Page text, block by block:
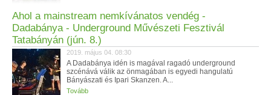
Ahol a mainstream nemkívánatos vendég -
Dadabánya - Underground Művészeti Fesztivál
Tatabányán (jún. 8.)
2019. május 04. 08:30
A Dadabánya idén is magával ragadó underground
szcénává válik az önmagában is egyedi hangulatú
Bányászati és Ipari Skanzen. A...
Tovább